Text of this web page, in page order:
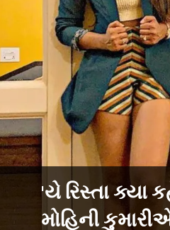
'યે રિસ્તા ક્યા
મોહિની